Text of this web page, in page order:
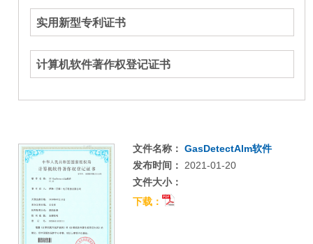
实用新型专利证书
计算机软件著作权登记证书
文件名称：GasDetectAlm软件
发布时间： 2021-01-20
文件大小：
下载：